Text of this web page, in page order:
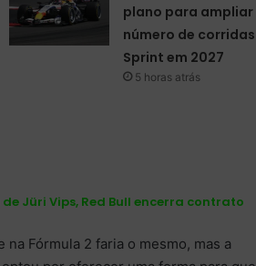
plano para ampliar
número de corridas
Sprint em 2027
5 horas atrás
Jüri Vips, Red Bull encerra contrato
Fórmula 2 faria o mesmo, mas a